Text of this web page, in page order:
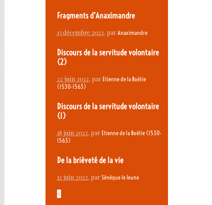
Fragments d’Anaximandre
13 décembre 2022, par Anaximandre
Discours de la servitude volontaire
(2)
22 juin 2022, par Etienne de la Boétie
(1530-1563)
Discours de la servitude volontaire
(1)
18 juin 2022, par Etienne de la Boétie (1530-
1563)
De la brièveté de la vie
12 juin 2022, par Sénèque le Jeune
<